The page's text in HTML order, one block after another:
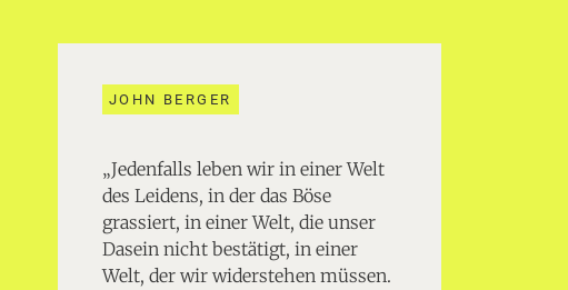
JOHN BERGER
„Jedenfalls leben wir in einer Welt
des Leidens, in der das Böse
grassiert, in einer Welt, die unser
Dasein nicht bestätigt, in einer
Welt, der wir widerstehen müssen.